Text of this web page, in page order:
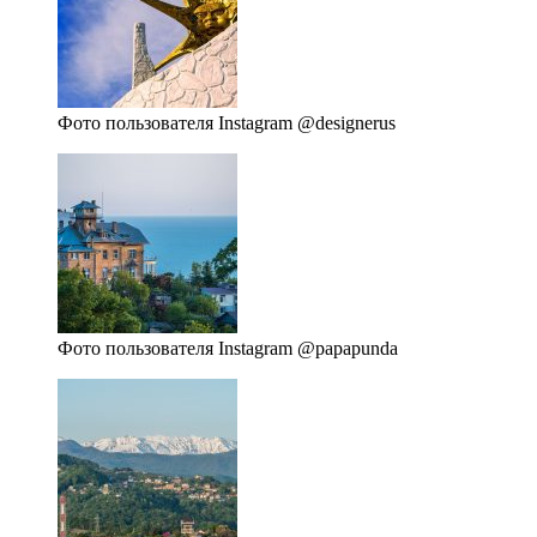
Фото пользователя Instagram @designerus
Фото пользователя Instagram @papapunda